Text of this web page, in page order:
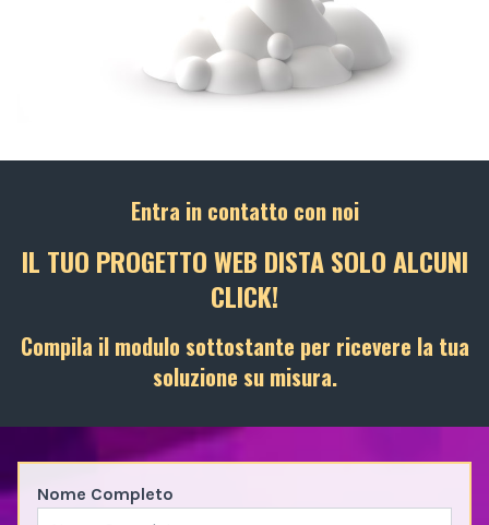
Entra in contatto con noi
IL TUO PROGETTO WEB DISTA SOLO ALCUNI
CLICK!
Compila il modulo sottostante per ricevere la tua
soluzione su misura.
Nome Completo